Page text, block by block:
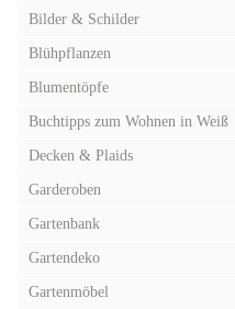
Bilder & Schilder
Blühpflanzen
Blumentöpfe
Buchtipps zum Wohnen in Weiß
Decken & Plaids
Garderoben
Gartenbank
Gartendeko
Gartenmöbel